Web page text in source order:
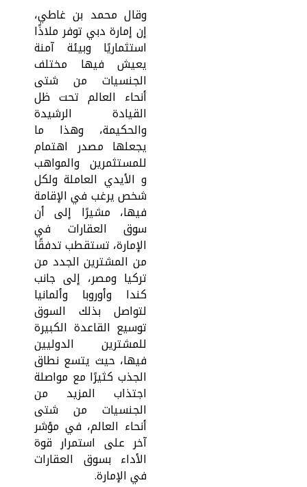
وقال محمد بن غاطي،
إن إمارة دبي توفر ملاذًا
استثماريًا وبيئة آمنة
يعيش فيها مختلف
الجنسيات من شتى
أنحاء العالم تحت ظل
القيادة الرشيدة
والحكيمة، وهذا ما
يجعلها مصدر اهتمام
للمستثمرين والمواهب
و الأيدي العاملة ولكل
شخص يرغب في الإقامة
فيها، مشيرًا إلى أن
سوق العقارات في
الإمارة، تستقطب تدفقًا
من المشترين الجدد من
تركيا ومصر، إلى جانب
كندا وأوروبا وألمانيا
لتواصل بذلك السوق
توسيع القاعدة الكبيرة
للمشترين الدوليين
فيها، حيث يتسع نطاق
الجذب كثيرًا مع مواصلة
اجتذاب المزيد من
الجنسيات من شتى
أنحاء العالم، في مؤشر
آخر على استمرار قوة
الأداء بسوق العقارات
في الإمارة.